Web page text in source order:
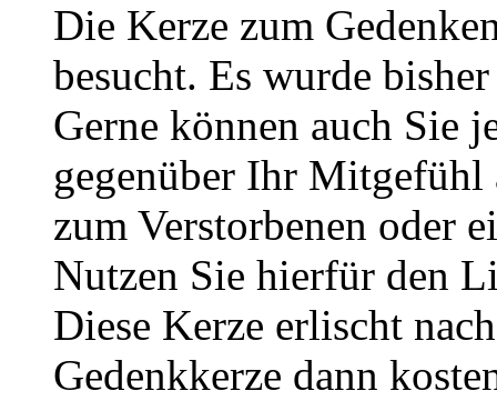
Die Kerze zum
besucht. Es wurde
Gerne können auch Sie
gegenüber Ihr Mitgefühl
zum Verstorbenen oder
Nutzen Sie hierfür den
Diese Kerze erlischt
Gedenkkerze dann